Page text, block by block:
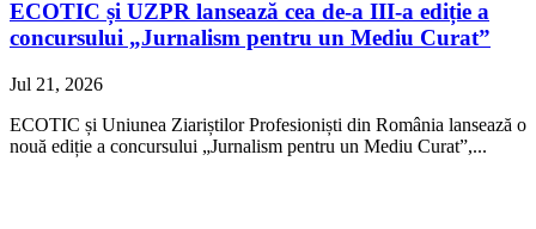
ECOTIC și UZPR lansează cea de-a III-a ediție a
concursului „Jurnalism pentru un Mediu Curat”
Jul 21, 2026
ECOTIC și Uniunea Ziariștilor Profesioniști din România lansează o
nouă ediție a concursului „Jurnalism pentru un Mediu Curat”,...